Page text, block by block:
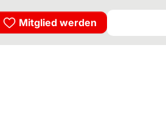
Mitglied werden